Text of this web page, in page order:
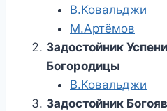
В.Ковальджи
М.Артёмов
Задостойник
Богородицы
В.Ковальджи
Задостойник